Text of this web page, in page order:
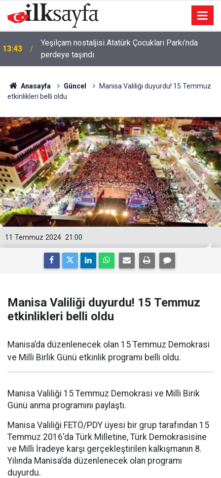
13:43
Yeşilçam nostaljisi Atatürk Çocukları Parkı’nda
perdeye taşındı
Anasayfa Güncel
Manisa Valiliği duyurdu! 15 Temmuz
etkinlikleri belli oldu
21:00
11 Temmuz 2024
Manisa Valiliği duyurdu! 15 Temmuz
etkinlikleri belli oldu
Manisa’da düzenlenecek olan 15 Temmuz Demokrasi
ve Milli Birlik Günü etkinlik programı belli oldu.
Manisa Valiliği 15 Temmuz Demokrasi ve Milli Birik
Günü anma programını paylaştı.
Manisa Valiliği FETÖ/PDY üyesi bir grup tarafından 15
Temmuz 2016'da Türk Milletine, Türk Demokrasisine
ve Milli İradeye karşı gerçekleştirilen kalkışmanın 8.
Yılında Manisa’da düzenlenecek olan programı
duyurdu.